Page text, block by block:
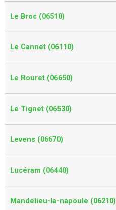
Le Broc (06510)
Le Cannet (06110)
Le Rouret (06650)
Le Tignet (06530)
Levens (06670)
Lucéram (06440)
Mandelieu-la-napoule (06210)